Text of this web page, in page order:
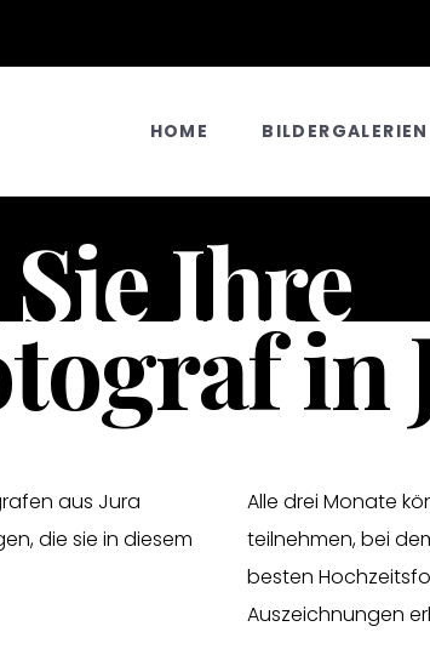
HOME BILDERGALERIEN
Ihre
in
aus Jura
die sie in diesem
Alle drei Monate
teilnehmen, bei
besten
Auszeichnungen